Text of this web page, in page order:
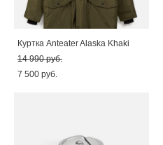
Куртка Anteater Alaska Khaki
14 990 pуб.
7 500 pуб.